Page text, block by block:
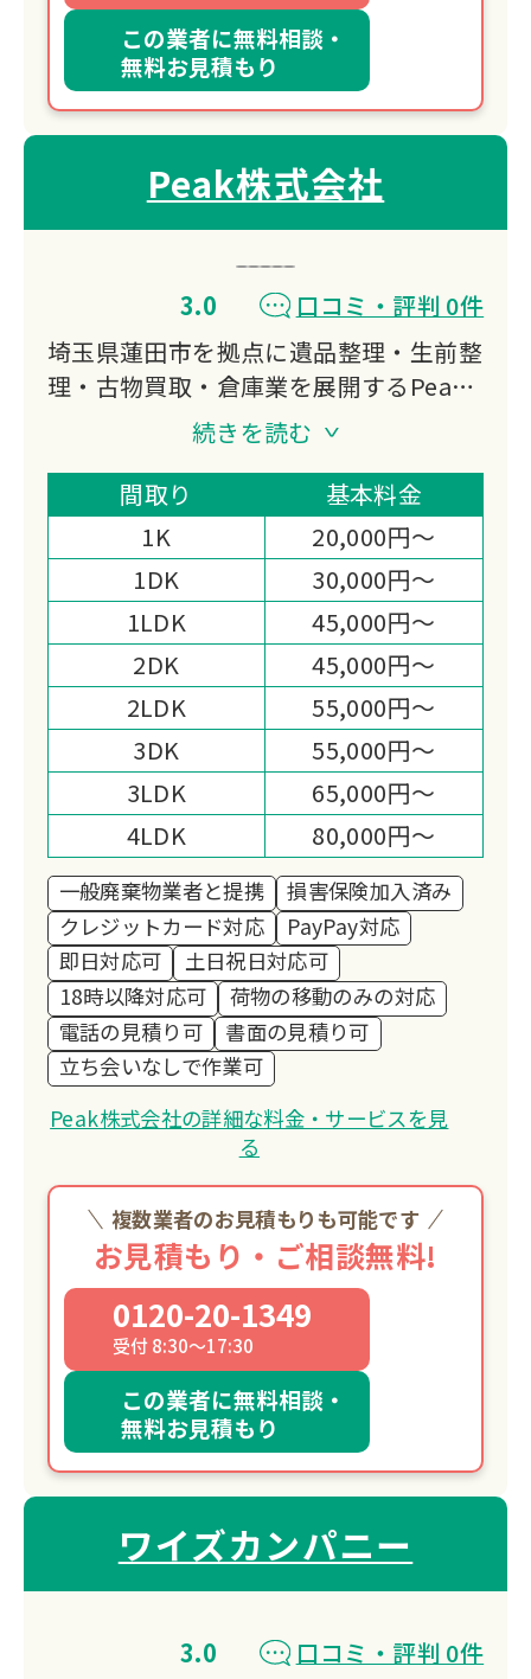
この業者に無料相談・
無料お見積もり
Peak株式会社
3.0
口コミ・評判 0件
埼玉県蓮田市を拠点に遺品整理・生前整
理・古物買取・倉庫業を展開するPeak
株式会社。不要品や不良在庫の処分から
買取まで幅広く対応し、「誰かの不要な
モノを誰かの必要なモノに」という理念
のもと、お客様の負担を軽減するワンス
トップサービスを提供しています。
続きを読む
間取り
基本料金
1K
20,000円～
1DK
30,000円～
1LDK
45,000円～
2DK
45,000円～
2LDK
55,000円～
3DK
55,000円～
3LDK
65,000円～
4LDK
80,000円～
一般廃棄物業者と提携
損害保険加入済み
クレジットカード対応
PayPay対応
即日対応可
土日祝日対応可
18時以降対応可
荷物の移動のみの対応
電話の見積り可
書面の見積り可
立ち会いなしで作業可
Peak株式会社の詳細な料金・サービスを見
る
複数業者のお見積もりも可能です
お見積もり・ご相談無料!
0120-20-1349
受付 8:30～17:30
この業者に無料相談・
無料お見積もり
ワイズカンパニー
3.0
口コミ・評判 0件